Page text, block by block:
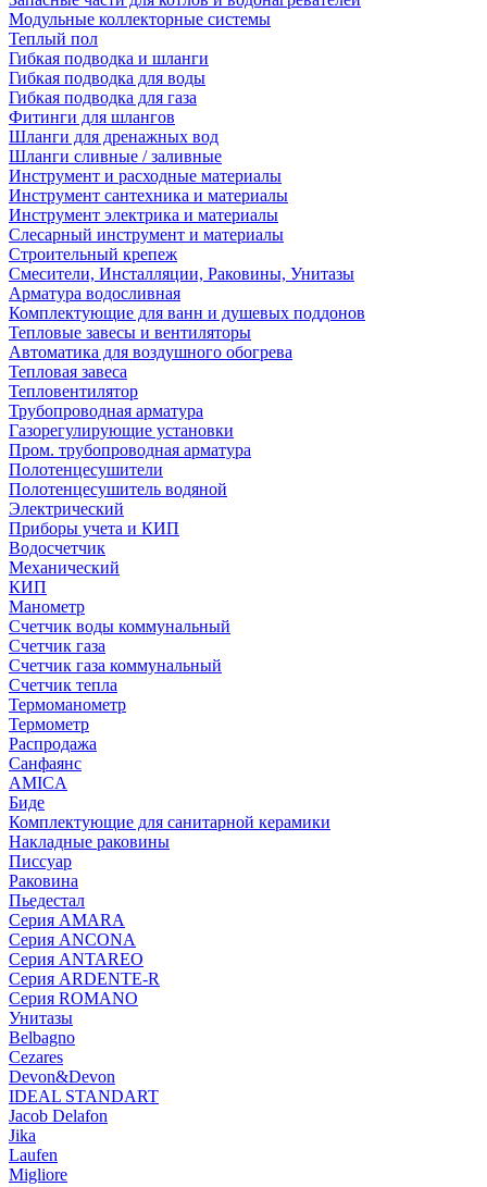
Модульные коллекторные системы
Теплый пол
Гибкая подводка и шланги
Гибкая подводка для воды
Гибкая подводка для газа
Фитинги для шлангов
Шланги для дренажных вод
Шланги сливные / заливные
Инструмент и расходные материалы
Инструмент сантехника и материалы
Инструмент электрика и материалы
Слесарный инструмент и материалы
Строительный крепеж
Смесители, Инсталляции, Раковины, Унитазы
Арматура водосливная
Комплектующие для ванн и душевых поддонов
Тепловые завесы и вентиляторы
Автоматика для воздушного обогрева
Тепловая завеса
Тепловентилятор
Трубопроводная арматура
Газорегулирующие установки
Пром. трубопроводная арматура
Полотенцесушители
Полотенцесушитель водяной
Электрический
Приборы учета и КИП
Водосчетчик
Механический
КИП
Манометр
Счетчик воды коммунальный
Счетчик газа
Счетчик газа коммунальный
Счетчик тепла
Термоманометр
Термометр
Распродажа
Санфаянс
AMICA
Биде
Комплектующие для санитарной керамики
Накладные раковины
Писсуар
Раковина
Пьедестал
Серия AMARA
Серия ANCONA
Серия ANTAREO
Серия ARDENTE-R
Серия ROMANO
Унитазы
Belbagno
Cezares
Devon&Devon
IDEAL STANDART
Jacob Delafon
Jika
Laufen
Migliore